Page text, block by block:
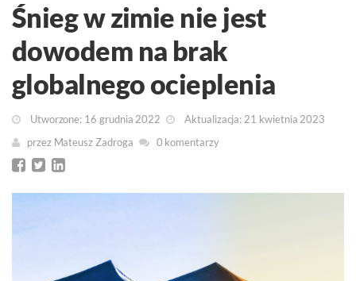
Śnieg w zimie nie jest
dowodem na brak
globalnego ocieplenia
Utworzone: 16 grudnia 2022
Aktualizacja: 21 kwietnia 2023
przez Mateusz Zadroga 0 komentarzy